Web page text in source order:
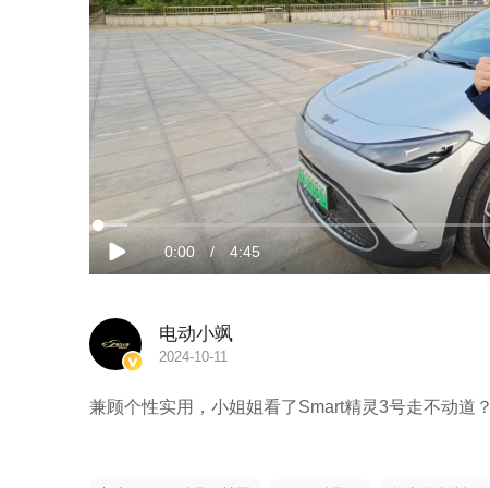
放
当
时
0:00 / 时
4:45
加
载
完
成:
电动小飒
2024-10-11
兼顾个性实用，小姐姐看了Smart精灵3号走不动道？